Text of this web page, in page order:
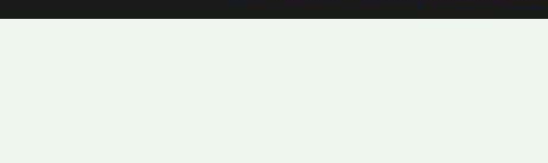
INFORMACIÓN